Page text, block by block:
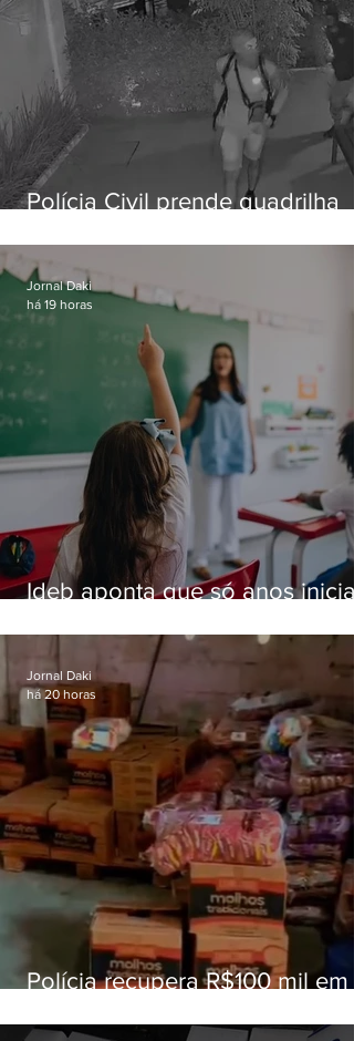
Polícia Civil prende quadrilha
residências de luxo no Rio
Ideb aponta que só anos
educação
Jornal Daki
há 19 horas
Polícia recupera R$100 mil em
Fluminense
Jornal Daki
há 20 horas